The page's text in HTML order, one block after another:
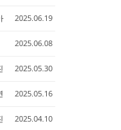
2025.06.19
2025.06.08
2025.05.30
2025.05.16
2025.04.10